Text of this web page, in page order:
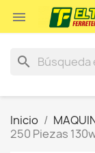

search
Inicio
250 Piezas